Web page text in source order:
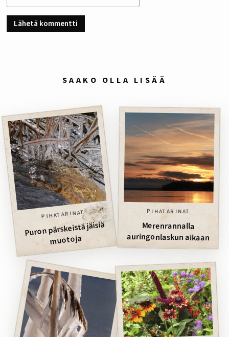
SAAKO OLLA LISÄÄ
PIHATARINAT
Puron pärskeistä jäisiä
muotoja
PIHATARINAT
Merenrannalla
auringonlaskun aikaan